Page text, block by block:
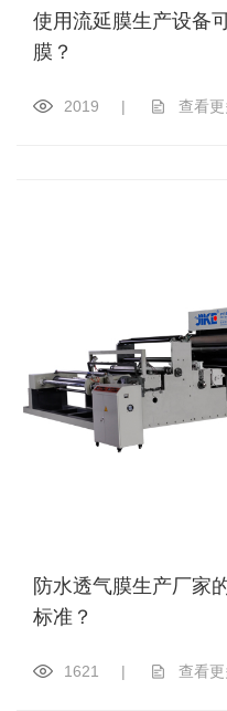
使用流延膜生产设备
膜？
2019 | 查看更
防水透气膜生产厂家
标准？
1621 | 查看更